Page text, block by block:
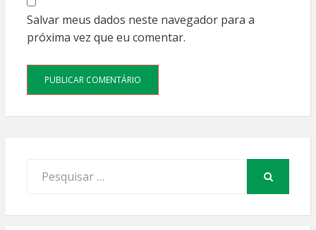
Salvar meus dados neste navegador para a
próxima vez que eu comentar.
por: